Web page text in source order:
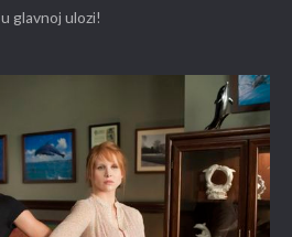
glavnoj ulozi!